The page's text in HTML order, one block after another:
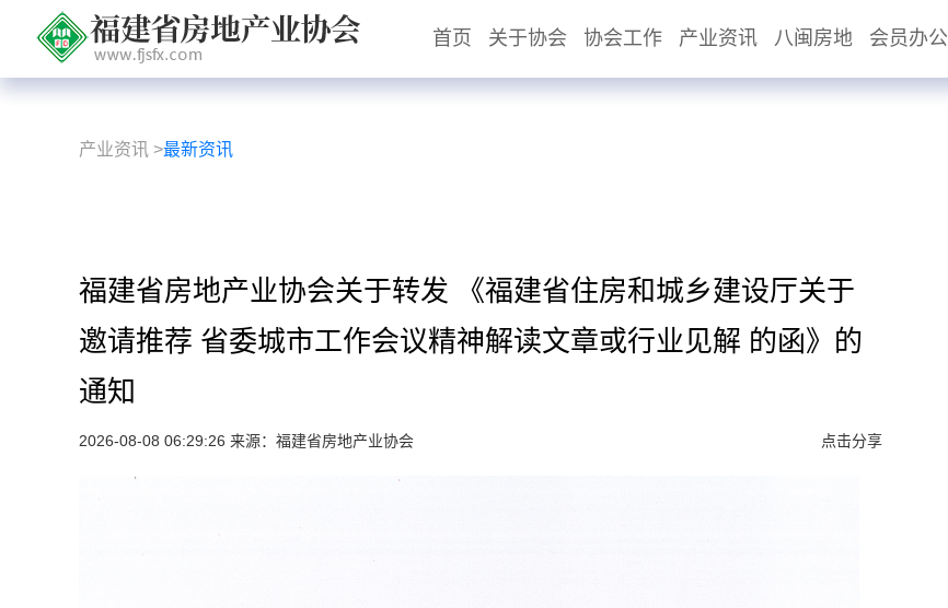
首页 关于协会 协会工作 产业资讯 八闽房地 会员办公
产业资讯 >最新资讯
福建省房地产业协会关于转发 《福建省住房和城乡建设厅关于
邀请推荐 省委城市工作会议精神解读文章或行业见解 的函》的
通知
2026-08-08 06:29:26 来源：福建省房地产业协会 点击分享